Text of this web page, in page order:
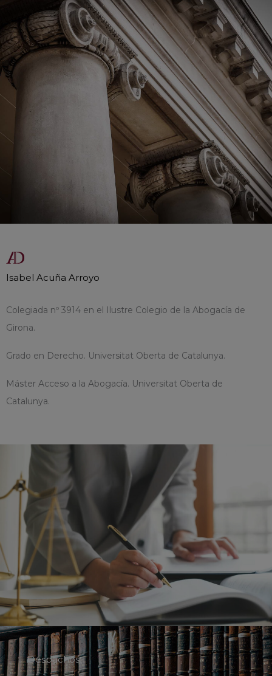
Isabel Acuña Arroyo
Colegiada nº 3914 en el Ilustre Colegio de la Abogacía de
Girona.
Grado en Derecho. Universitat Oberta de Catalunya.
Máster Acceso a la Abogacía. Universitat Oberta de
Catalunya.
Despachos: